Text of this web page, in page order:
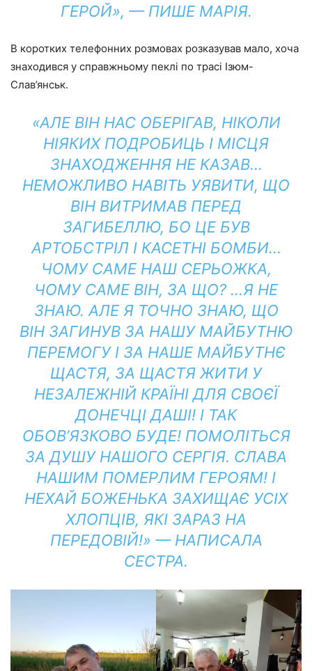
ГЕРОЙ», — ПИШЕ МАРІЯ.
В коротких телефонних розмовах розказував мало, хоча
знаходився у справжньому пеклі по трасі Ізюм-
Слав’янськ.
«АЛЕ ВІН НАС ОБЕРІГАВ, НІКОЛИ
НІЯКИХ ПОДРОБИЦЬ І МІСЦЯ
ЗНАХОДЖЕННЯ НЕ КАЗАВ…
НЕМОЖЛИВО НАВІТЬ УЯВИТИ, ЩО
ВІН ВИТРИМАВ ПЕРЕД
ЗАГИБЕЛЛЮ, БО ЦЕ БУВ
АРТОБСТРІЛ І КАСЕТНІ БОМБИ…
ЧОМУ САМЕ НАШ СЕРЬОЖКА,
ЧОМУ САМЕ ВІН, ЗА ЩО? …Я НЕ
ЗНАЮ. АЛЕ Я ТОЧНО ЗНАЮ, ЩО
ВІН ЗАГИНУВ ЗА НАШУ МАЙБУТНЮ
ПЕРЕМОГУ І ЗА НАШЕ МАЙБУТНЄ
ЩАСТЯ, ЗА ЩАСТЯ ЖИТИ У
НЕЗАЛЕЖНІЙ КРАЇНІ ДЛЯ СВОЄЇ
ДОНЕЧЦІ ДАШІ! І ТАК
ОБОВ’ЯЗКОВО БУДЕ! ПОМОЛІТЬСЯ
ЗА ДУШУ НАШОГО СЕРГІЯ. СЛАВА
НАШИМ ПОМЕРЛИМ ГЕРОЯМ! І
НЕХАЙ БОЖЕНЬКА ЗАХИЩАЄ УСІХ
ХЛОПЦІВ, ЯКІ ЗАРАЗ НА
ПЕРЕДОВІЙ!» — НАПИСАЛА
СЕСТРА.